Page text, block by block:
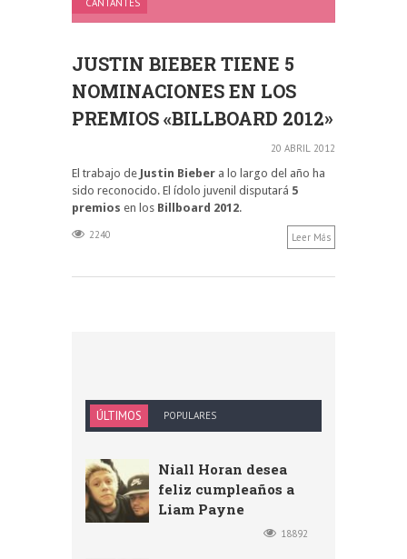
CANTANTES
JUSTIN BIEBER TIENE 5
NOMINACIONES EN LOS
PREMIOS «BILLBOARD 2012»
20 ABRIL 2012
El trabajo de Justin Bieber a lo largo del año ha
sido reconocido. El ídolo juvenil disputará 5
premios en los Billboard 2012.
2240 Leer Más
ÚLTIMOS POPULARES
Niall Horan desea
feliz cumpleaños a
Liam Payne
18892